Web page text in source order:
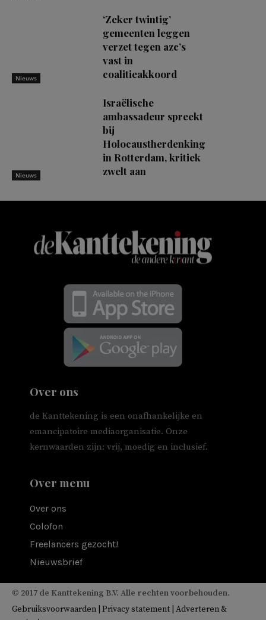
Nieuws
‘Zeker twintig’
gemeenten leggen
verzet tegen azc’s
vast in
coalitieakkoord
Nieuws
Israëlische
ambassadeur spreekt
bij
Holocaustherdenking
in Rotterdam, kritiek
zwelt aan
Over ons
de Kanttekening is een onafhankelijke en
emancipatoire mediaorganisatie. Onze
kernwaarden zijn: vrij, moedig en inclusief.
Over menu
Over ons
Colofon
Freelancers gezocht!
Nieuwsbrief
© 2017 de Kanttekening B.V. Alle rechten voorbehouden.
Gebruiksvoorwaarden Privacy statement Adverteren &